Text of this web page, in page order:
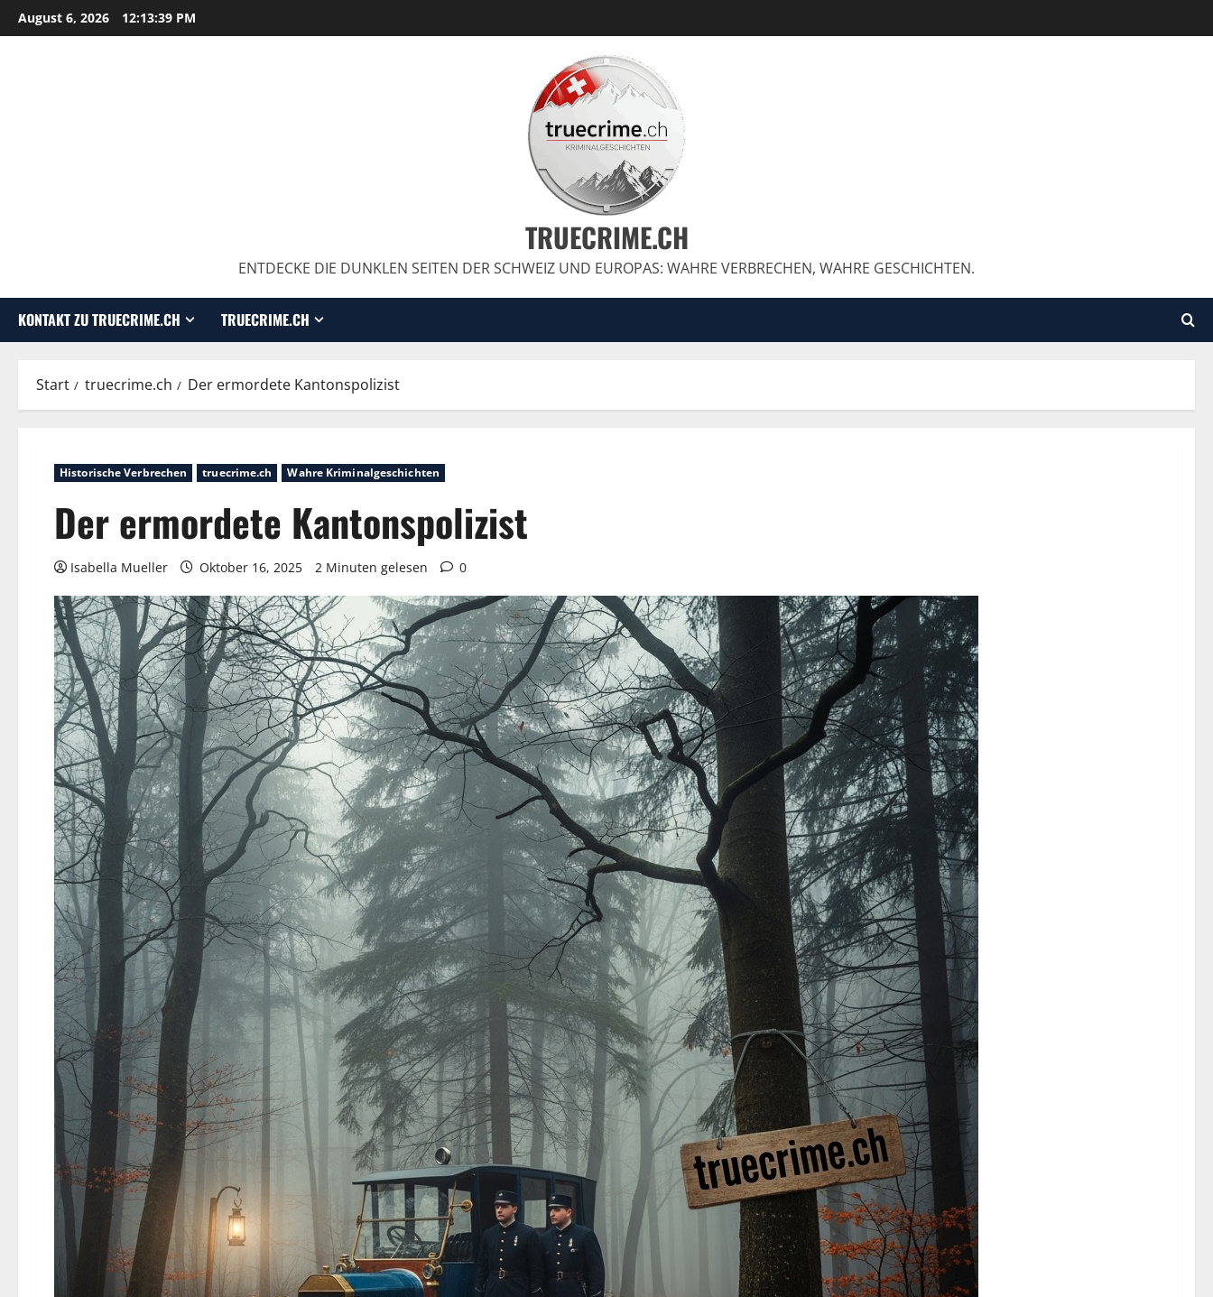
August 6, 2026 12:13:40 PM
TRUECRIME.CH
ENTDECKE DIE DUNKLEN SEITEN DER SCHWEIZ UND EUROPAS: WAHRE VERBRECHEN, WAHRE GESCHICHTEN.
KONTAKT ZU TRUECRIME.CH TRUECRIME.CH
Start truecrime.ch Der ermordete Kantonspolizist
Historische Verbrechen truecrime.ch Wahre Kriminalgeschichten
Der ermordete Kantonspolizist
Isabella Mueller Oktober 16, 2025 2 Minuten gelesen 0